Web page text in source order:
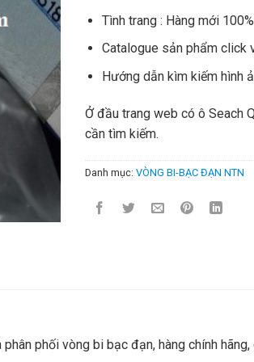
Tình trang : Hàng mới
Catalogue sản phẩm click
Hướng dẫn kìm kiếm hình
Ở đầu trang web có ô Seach
cần tìm kiếm.
Danh mục: VÒNG BI-BẠC ĐẠN NTN
phối vòng bi bạc đạn, hàng chính